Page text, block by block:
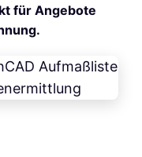
für Angebote